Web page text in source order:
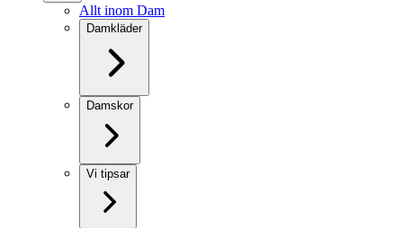
Allt inom Dam
Damkläder
Damskor
Vi tipsar